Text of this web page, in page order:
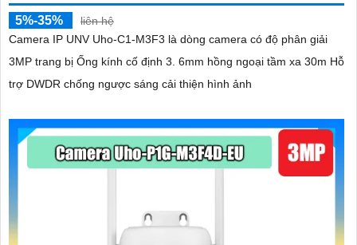
5%-35%
liên hệ
Camera IP UNV Uho-C1-M3F3 là dòng camera có độ phân giải
3MP trang bị Ống kính cố định 3. 6mm hồng ngoại tầm xa 30m Hỗ
trợ DWDR chống ngược sáng cải thiện hình ảnh